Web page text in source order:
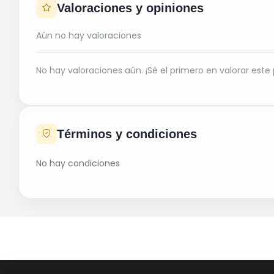
Términos y condiciones
No hay condiciones
Valoraciones y opiniones
Aún no hay valoraciones
No hay valoraciones aún. ¡Sé el primero en valorar